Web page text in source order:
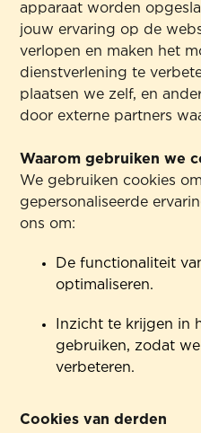
apparaat worden
jouw ervaring op de
verlopen en maken het
dienstverlening te
plaatsen we zelf, en
door externe partners
Waarom gebruiken we
We gebruiken cookies
gepersonaliseerde
ons om:
De functionaliteit
optimaliseren.
Inzicht te krijgen in
gebruiken, zodat
verbeteren.
Cookies van derden